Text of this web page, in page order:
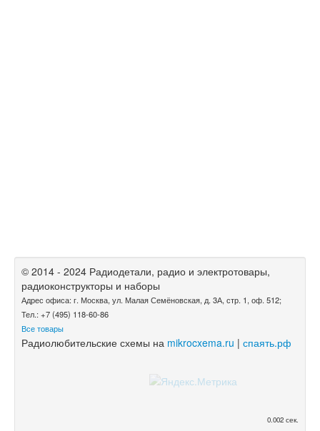
© 2014 - 2024 Радиодетали, радио и электротовары,
радиоконструкторы и наборы
Адрес офиса: г. Москва, ул. Малая Семёновская, д. 3А, стр. 1, оф. 512;
Тел.: +7 (495) 118-60-86
Все товары
Радиолюбительские схемы на mikrocxema.ru | спаять.рф
0.002 сек.